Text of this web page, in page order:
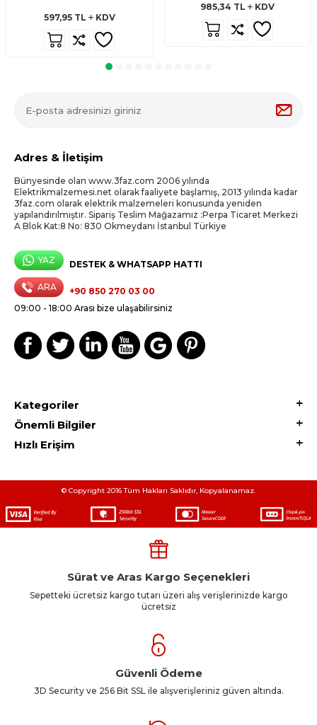
597,95TL KDV
985,34 TL KDV
Adres & İletişim
Bünyesinde olan www.3faz.com 2006 yılında
Elektrikmalzemesi.net olarak faaliyete başlamış, 2013 yılında kadar
3faz.com olarak elektrik malzemeleri konusunda yeniden
yapılandırılmıştır. Sipariş Teslim Mağazamız :Perpa Ticaret Merkezi
A Blok Kat:8 No: 830 Okmeydanı İstanbul Türkiye
YAZ DESTEK & WHATSAPP HATTI
ARA
+90 850 270 03 00
09:00 - 18:00 Arası bize ulaşabilirsiniz
Kategoriler
Önemli Bilgiler
Hızlı Erişim
© Copyright 2016 Tüm Hakları Saklıdır, Kopyalanamaz.
Sürat ve Aras Kargo Seçenekleri
Sepetteki ücretsiz kargo tutarı üzeri alış verişlerinizde kargo
ücretsiz
Güvenli Ödeme
3D Security ve 256 Bit SSL ile alışverişleriniz güven altında.